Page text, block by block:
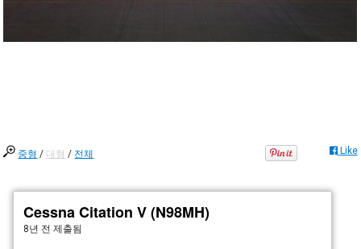
중형 / 대형 / 전체 Like
Cessna Citation V (N98MH)
8년 전 제출됨